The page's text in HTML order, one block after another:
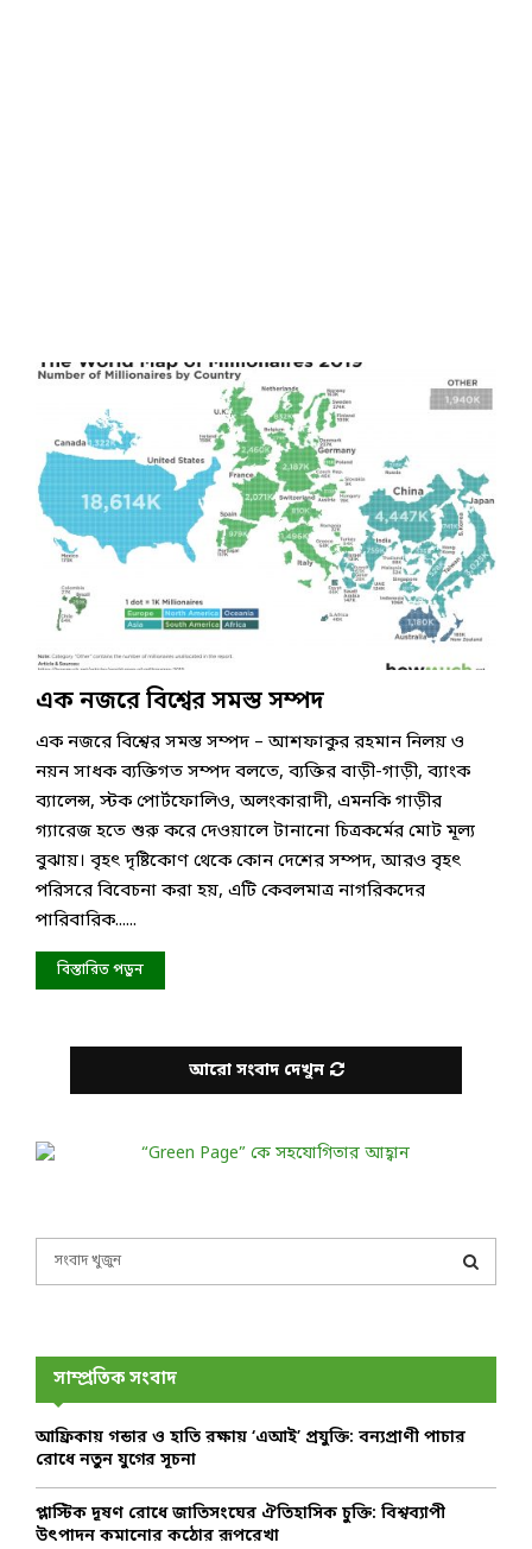
এক নজরে বিশ্বের সমস্ত সম্পদ
এক নজরে বিশ্বের সমস্ত সম্পদ – আশফাকুর রহমান নিলয় ও
নয়ন সাধক ব্যক্তিগত সম্পদ বলতে, ব্যক্তির বাড়ী-গাড়ী, ব্যাংক
ব্যালেন্স, স্টক পোর্টফোলিও, অলংকারাদী, এমনকি গাড়ীর
গ্যারেজ হতে শুরু করে দেওয়ালে টানানো চিত্রকর্মের মোট মূল্য
বুঝায়। বৃহৎ দৃষ্টিকোণ থেকে কোন দেশের সম্পদ, আরও বৃহৎ
পরিসরে বিবেচনা করা হয়, এটি কেবলমাত্র নাগরিকদের
পারিবারিক......
বিস্তারিত পড়ুন
আরো সংবাদ দেখুন
f
r
E
A
সাম্প্রতিক সংবাদ
আফ্রিকায় গন্ডার ও হাতি রক্ষায় ‘এআই’ প্রযুক্তি: বন্যপ্রাণী পাচার
রোধে নতুন যুগের সূচনা
প্লাস্টিক দূষণ রোধে জাতিসংঘের ঐতিহাসিক চুক্তি: বিশ্বব্যাপী
উৎপাদন কমানোর কঠোর রূপরেখা